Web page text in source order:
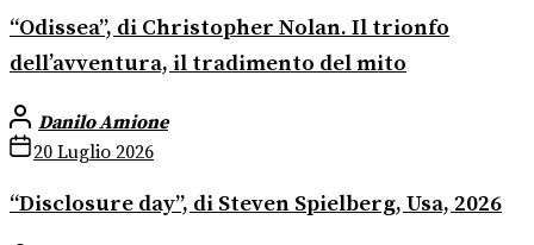
“Odissea”, di Christopher Nolan. Il trionfo
dell’avventura, il tradimento del mito
Danilo Amione
20 Luglio 2026
“Disclosure day”, di Steven Spielberg, Usa, 2026